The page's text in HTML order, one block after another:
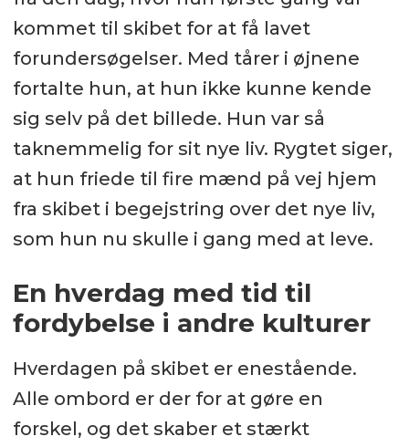
kommet til skibet for at få lavet
forundersøgelser. Med tårer i øjnene
fortalte hun, at hun ikke kunne kende
sig selv på det billede. Hun var så
taknemmelig for sit nye liv. Rygtet siger,
at hun friede til fire mænd på vej hjem
fra skibet i begejstring over det nye liv,
som hun nu skulle i gang med at leve.
En hverdag med tid til
fordybelse i andre kulturer
Hverdagen på skibet er enestående.
Alle ombord er der for at gøre en
forskel, og det skaber et stærkt